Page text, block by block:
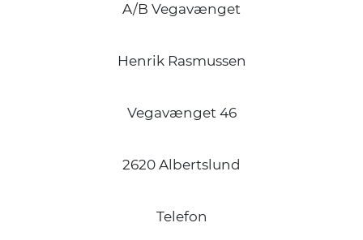
A/B Vegavænget
Henrik Rasmussen
Vegavænget 46
2620 Albertslund
Telefon